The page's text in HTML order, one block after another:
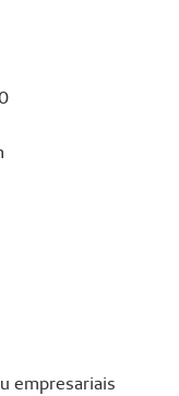
empresariais